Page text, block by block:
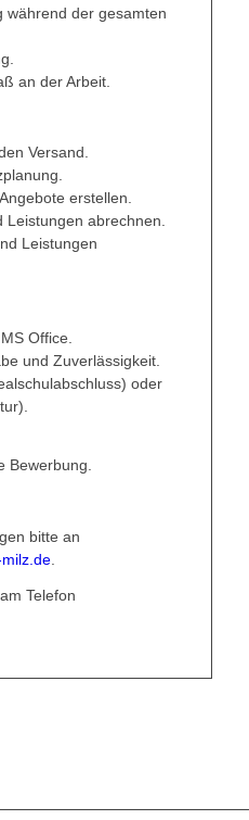
während der gesamten
an der Arbeit.
Versand.
erstellen.
Leistungen abrechnen.
Leistungen
Office.
und Zuverlässigkeit.
oder
Bewerbung.
bitte an
.
Telefon